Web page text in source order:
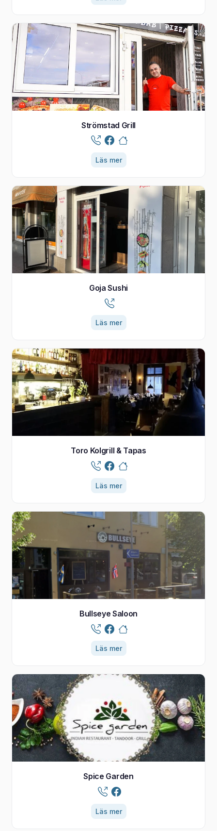
Strömstad Grill
Läs mer
Goja Sushi
Läs mer
Toro Kolgrill & Tapas
Läs mer
Bullseye Saloon
Läs mer
Spice Garden
Läs mer